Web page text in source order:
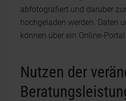
abfotografiert und darüber
hochgeladen werden. Daten
können über ein Online-
Nutzen der